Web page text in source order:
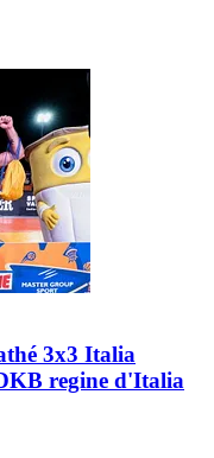
3x3 Italia
regine d'Italia